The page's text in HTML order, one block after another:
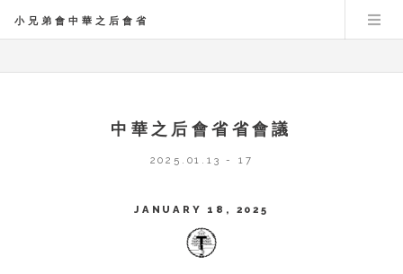
小兄弟會中華之后會省
中華之后會省省會議
2025.01.13 - 17
JANUARY 18, 2025